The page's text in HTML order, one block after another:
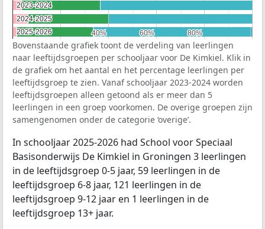
40%
40% 60%
60% 80%
80%
2023-2024
2023-2024
2024-2025
2024-2025
2025-2026
2025-2026
Bovenstaande grafiek toont de verdeling van leerlingen
naar leeftijdsgroepen per schooljaar voor De Kimkiel. Klik in
de grafiek om het aantal en het percentage leerlingen per
leeftijdsgroep te zien. Vanaf schooljaar 2023-2024 worden
leeftijdsgroepen alleen getoond als er meer dan 5
leerlingen in een groep voorkomen. De overige groepen zijn
samengenomen onder de categorie ‘overige’.
In schooljaar 2025-2026 had School voor Speciaal
Basisonderwijs De Kimkiel in Groningen 3 leerlingen
in de leeftijdsgroep 0-5 jaar, 59 leerlingen in de
leeftijdsgroep 6-8 jaar, 121 leerlingen in de
leeftijdsgroep 9-12 jaar en 1 leerlingen in de
leeftijdsgroep 13+ jaar.